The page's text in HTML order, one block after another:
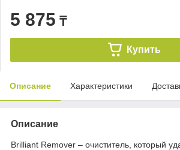
5 875 ₸
Купить
Описание Характеристики
Описание
Brilliant Remover – очиститель, который